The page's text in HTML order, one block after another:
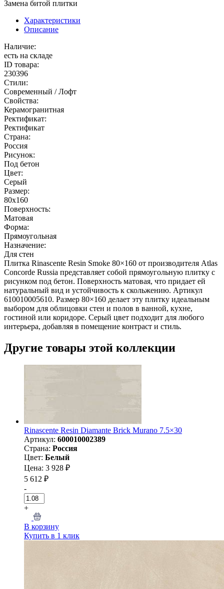
Замена битой плитки
Характеристики
Описание
Наличие:
есть на складе
ID товара:
230396
Стили:
Современный / Лофт
Свойства:
Керамогранитная
Ректификат:
Ректификат
Страна:
Россия
Рисунок:
Под бетон
Цвет:
Серый
Размер:
80x160
Поверхность:
Матовая
Форма:
Прямоугольная
Назначение:
Для стен
Плитка Rinascente Resin Smoke 80×160 от производителя Atlas
Concorde Russia представляет собой прямоугольную плитку с
рисунком под бетон. Поверхность матовая, что придает ей
натуральный вид и устойчивость к скольжению. Артикул
610010005610. Размер 80×160 делает эту плитку идеальным
выбором для облицовки стен и полов в ванной, кухне,
гостиной или коридоре. Серый цвет подходит для любого
интерьера, добавляя в помещение контраст и стиль.
Другие товары этой коллекции
Rinascente Resin Diamante Brick Murano 7.5×30
Артикул: 600010002389
Страна: Россия
Цвет: Белый
Цена: 3 928 ₽
5 612 ₽
-
+
В корзину
Купить в 1 клик